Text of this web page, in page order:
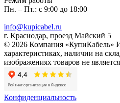
Пн. – Пт.: с 9:00 до 18:00
info@kupicabel.ru
г. Краснодар, проезд Майский 5
© 2026 Компания «КупиКабель»
характеристиках, наличии на
изображениях товаров не
Конфиденциальность